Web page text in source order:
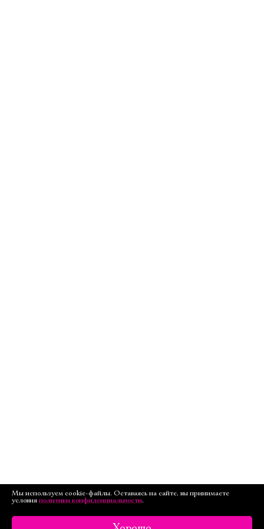
Мы используем cookie-файлы. Оставаясь на сайте, вы принимаете
условия политики конфиденциальности.